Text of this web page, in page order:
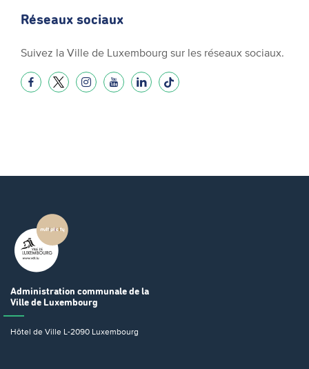
Réseaux sociaux
Suivez la Ville de Luxembourg sur les réseaux sociaux.
Administration communale de la
Ville de Luxembourg
Hôtel de Ville L-2090 Luxembourg